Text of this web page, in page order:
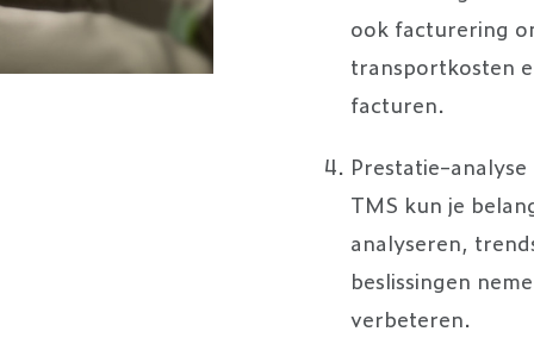
ook facturering
transportkosten
facturen.
Prestatie-
TMS kun je
analyseren,
beslissingen
verbeteren.